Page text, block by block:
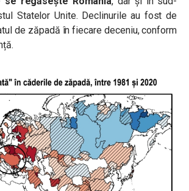
Statelor Unite. Declinurile au fost de
de zăpadă în fiecare deceniu, conform